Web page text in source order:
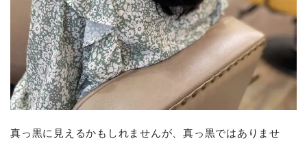
真っ黒に見えるかもしれませんが、真っ黒ではありませ